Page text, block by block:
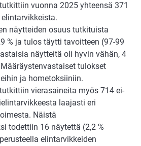
vuonna 2025 yhteensä 371
näytteiden osuus tutkituista
% ja tulos täytti tavoitteen (97-99
näytteitä oli hyvin vähän, 4
Määräystenvastaiset tulokset
ja hometoksiiniin.
vierasaineita myös 714 ei-
laajasti eri
Näistä
todettiin 16 näytettä (2,2 %
elintarvikkeiden